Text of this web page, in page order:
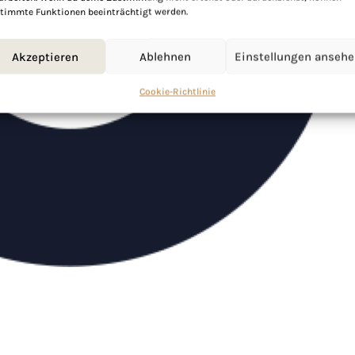
Funktionen beeinträchtigt werden.
Akzeptieren Ablehnen Einstellungen
Cookie-Richtlinie